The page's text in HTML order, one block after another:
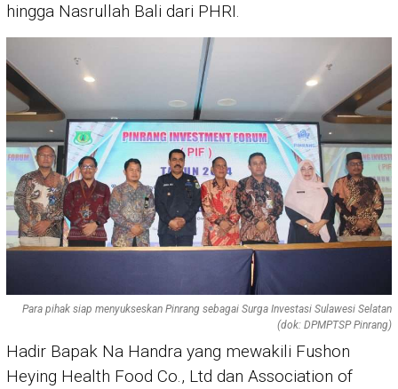
hingga Nasrullah Bali dari PHRI.
Para pihak siap menyukseskan Pinrang sebagai Surga Investasi Sulawesi Selatan
(dok: DPMPTSP Pinrang)
Hadir Bapak Na Handra yang mewakili Fushon
Heying Health Food Co., Ltd dan Association of